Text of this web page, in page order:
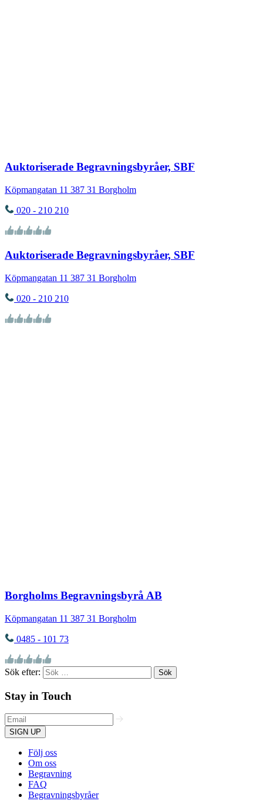
Auktoriserade Begravningsbyråer, SBF
Köpmangatan 11 387 31 Borgholm
020 - 210 210
Auktoriserade Begravningsbyråer, SBF
Köpmangatan 11 387 31 Borgholm
020 - 210 210
Borgholms Begravningsbyrå AB
Köpmangatan 11 387 31 Borgholm
0485 - 101 73
Sök efter:
Stay in Touch
SIGN UP
Följ oss
Om oss
Begravning
FAQ
Begravningsbyråer